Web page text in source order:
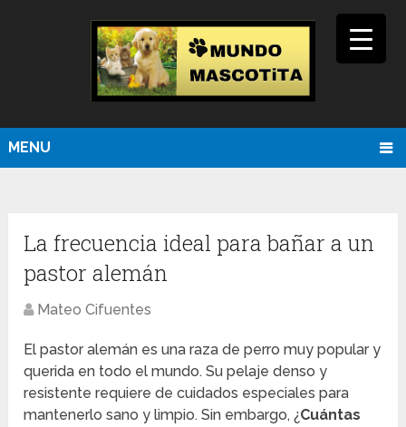
MENU
La frecuencia ideal para bañar a un
pastor alemán
Mateo Cifuentes
El pastor alemán es una raza de perro muy popular y
querida en todo el mundo. Su pelaje denso y
resistente requiere de cuidados especiales para
mantenerlo sano y limpio. Sin embargo, ¿Cuántas